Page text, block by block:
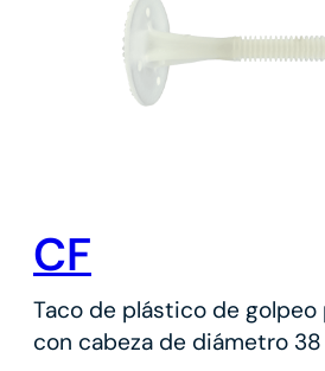
CF
Taco de plástico de
con cabeza de diámetro 38